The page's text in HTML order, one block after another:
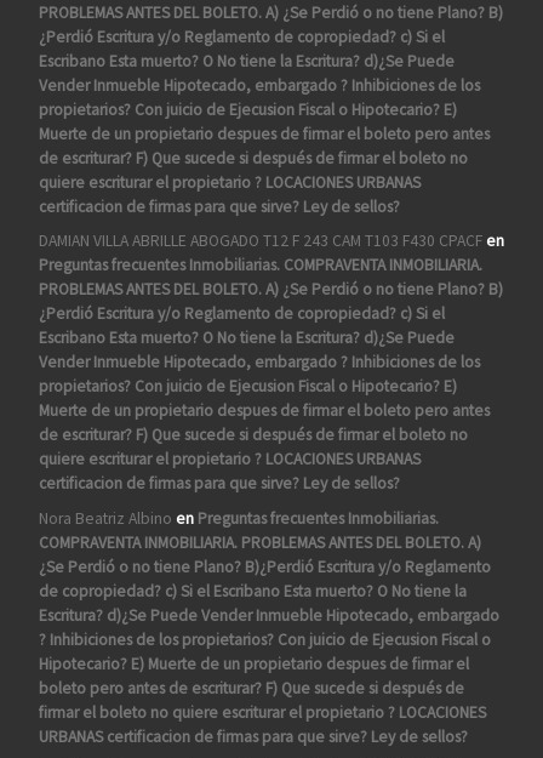
PROBLEMAS ANTES DEL BOLETO. A) ¿Se Perdió o no tiene Plano? B)
¿Perdió Escritura y/o Reglamento de copropiedad? c) Si el
Escribano Esta muerto? O No tiene la Escritura? d)¿Se Puede
Vender Inmueble Hipotecado, embargado ? Inhibiciones de los
propietarios? Con juicio de Ejecusion Fiscal o Hipotecario? E)
Muerte de un propietario despues de firmar el boleto pero antes
de escriturar? F) Que sucede si después de firmar el boleto no
quiere escriturar el propietario ? LOCACIONES URBANAS
certificacion de firmas para que sirve? Ley de sellos?
DAMIAN VILLA ABRILLE ABOGADO T12 F 243 CAM T103 F430 CPACFen
Preguntas frecuentes Inmobiliarias. COMPRAVENTA INMOBILIARIA.
PROBLEMAS ANTES DEL BOLETO. A) ¿Se Perdió o no tiene Plano? B)
¿Perdió Escritura y/o Reglamento de copropiedad? c) Si el
Escribano Esta muerto? O No tiene la Escritura? d)¿Se Puede
Vender Inmueble Hipotecado, embargado ? Inhibiciones de los
propietarios? Con juicio de Ejecusion Fiscal o Hipotecario? E)
Muerte de un propietario despues de firmar el boleto pero antes
de escriturar? F) Que sucede si después de firmar el boleto no
quiere escriturar el propietario ? LOCACIONES URBANAS
certificacion de firmas para que sirve? Ley de sellos?
Nora Beatriz Albino en Preguntas frecuentes Inmobiliarias.
COMPRAVENTA INMOBILIARIA. PROBLEMAS ANTES DEL BOLETO. A)
¿Se Perdió o no tiene Plano? B)¿Perdió Escritura y/o Reglamento
de copropiedad? c) Si el Escribano Esta muerto? O No tiene la
Escritura? d)¿Se Puede Vender Inmueble Hipotecado, embargado
? Inhibiciones de los propietarios? Con juicio de Ejecusion Fiscal o
Hipotecario? E) Muerte de un propietario despues de firmar el
boleto pero antes de escriturar? F) Que sucede si después de
firmar el boleto no quiere escriturar el propietario ? LOCACIONES
URBANAS certificacion de firmas para que sirve? Ley de sellos?